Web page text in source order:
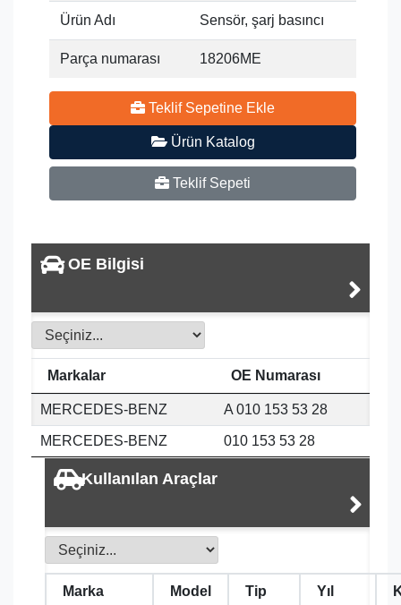
Ürün Adı Sensör, şarj basıncı
Parça numarası 18206ME
Teklif Sepetine Ekle
Ürün Katalog
Teklif Sepeti
OE Bilgisi
Markalar OE Numarası
MERCEDES-BENZ A 010 153 53 28
MERCEDES-BENZ 010 153 53 28
Kullanılan Araçlar
Marka Model Tip Yıl